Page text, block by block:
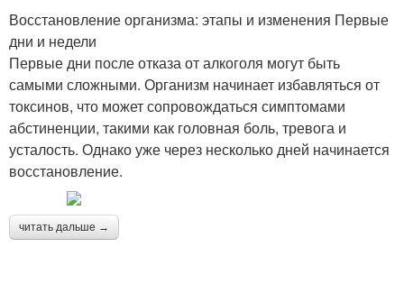
Восстановление организма: этапы и изменения Первые
дни и недели
Первые дни после отказа от алкоголя могут быть
самыми сложными. Организм начинает избавляться от
токсинов, что может сопровождаться симптомами
абстиненции, такими как головная боль, тревога и
усталость. Однако уже через несколько дней начинается
восстановление.
читать дальше →